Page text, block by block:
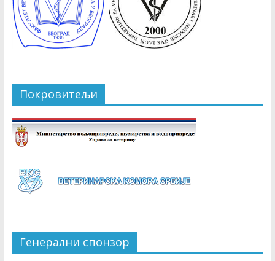
Покровитељи
Генерални спонзор